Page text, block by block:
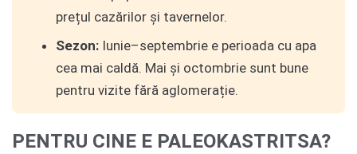
prețul cazărilor și tavernelor.
Sezon: Iunie–septembrie e perioada cu apa
cea mai caldă. Mai și octombrie sunt bune
pentru vizite fără aglomerație.
PENTRU CINE E PALEOKASTRITSA?